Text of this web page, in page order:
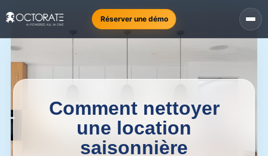
Réserver une démo
Comment nettoyer
une location
saisonnière